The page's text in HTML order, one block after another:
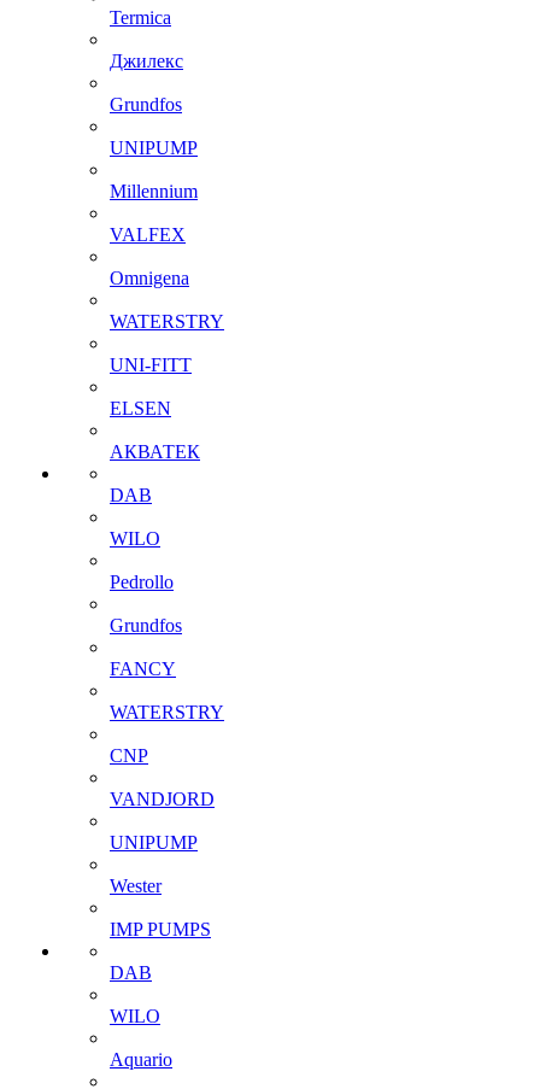
Termica
Джилекс
Grundfos
UNIPUMP
Millennium
VALFEX
Omnigena
WATERSTRY
UNI-FITT
ELSEN
АКВАТЕК
DAB
WILO
Pedrollo
Grundfos
FANCY
WATERSTRY
CNP
VANDJORD
UNIPUMP
Wester
IMP PUMPS
DAB
WILO
Aquario